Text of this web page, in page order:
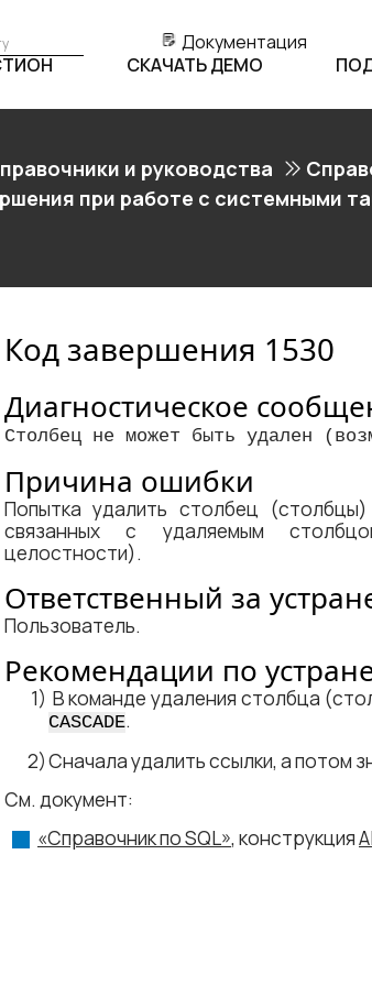
Документация
СКАЧАТЬ ДЕМО
и руководства
при работе с системными
Код завершения 1530
Диагностическое
Столбец не может быть удален
Причина ошибки
Попытка удалить столбец
связанных с удаляемым
целостности).
Ответственный за
Пользователь.
Рекомендации по
В команде удаления столбца
CASCADE.
Сначала удалить ссылки, а потом
См. документ:
«Справочник по SQL», конструкция